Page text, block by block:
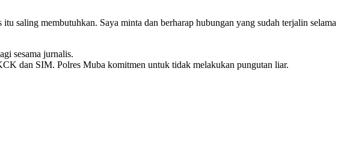
saling membutuhkan. Saya minta dan berharap hubungan yang sudah terjalin selama
sesama jurnalis.
dan SIM. Polres Muba komitmen untuk tidak melakukan pungutan liar.